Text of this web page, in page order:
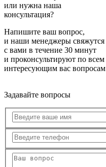
или нужна наша
консультация?
Напишите ваш вопрос,
и наши менеджеры свяжутся
с вами в течение 30 минут
и проконсультируют по всем
интересующим вас вопросам
Задавайте вопросы